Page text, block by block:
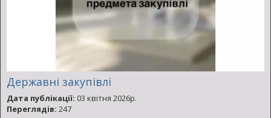
Державні закупівлі
Дата публікації: 03 квітня 2026р.
Переглядів: 247